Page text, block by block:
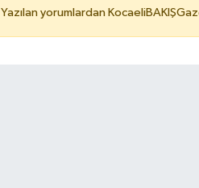
Yazılan yorumlardan